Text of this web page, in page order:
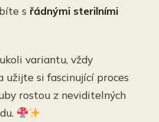
s řádnými sterilními
variantu, vždy
užijte si fascinující proces
rostou z neviditelných